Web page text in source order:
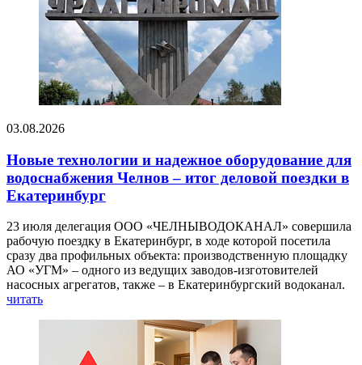
03.08.2026
Новые технологии и надежное оборудование для
водоснабжения Челнов – итог деловой поездки в
Екатеринбург
23 июля делегация ООО «ЧЕЛНЫВОДОКАНАЛ» совершила
рабочую поездку в Екатеринбург, в ходе которой посетила
сразу два профильных объекта: производственную площадку
АО «УГМ» – одного из ведущих заводов-изготовителей
насосных агрегатов, также – в Екатеринбургский водоканал.
читать